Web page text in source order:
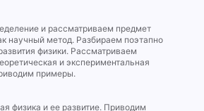
и рассматриваем предмет
научный метод. Разбираем поэтапно
физики. Рассматриваем
и экспериментальная
примеры.
физика и ее развитие. Приводим